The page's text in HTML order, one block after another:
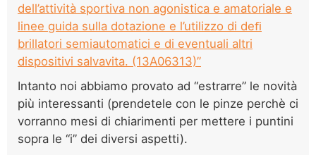
dell’attività sportiva non agonistica e amatoriale e
linee guida sulla dotazione e l’utilizzo di deﬁ
brillatori semiautomatici e di eventuali altri
dispositivi salvavita. (13A06313)”
Intanto noi abbiamo provato ad “estrarre” le novità
più interessanti (prendetele con le pinze perchè ci
vorranno mesi di chiarimenti per mettere i puntini
sopra le “i” dei diversi aspetti).